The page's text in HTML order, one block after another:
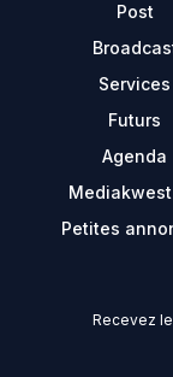
Post
Services
Futurs
Agenda
Petites
Recevez